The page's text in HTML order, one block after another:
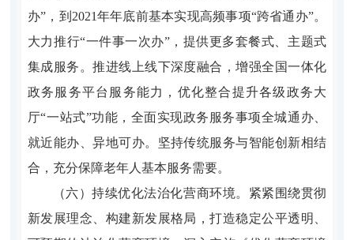
办”，到2021年年底前基本实现高频事项“跨省通办”。
大力推行“一件事一次办”，提供更多套餐式、主题式
集成服务。推进线上线下深度融合，增强全国一体化
政务服务平台服务能力，优化整合提升各级政务大
厅“一站式”功能，全面实现政务服务事项全城通办、
就近能办、异地可办。坚持传统服务与智能创新相结
合，充分保障老年人基本服务需要。
（六）持续优化法治化营商环境。紧紧围绕贯彻
新发展理念、构建新发展格局，打造稳定公平透明、